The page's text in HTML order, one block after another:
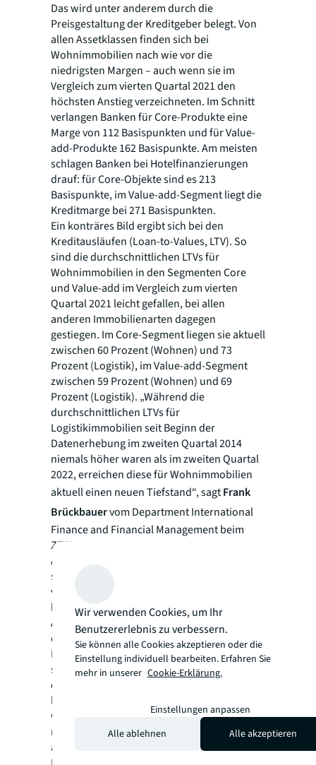
Das wird unter anderem durch die
Preisgestaltung der Kreditgeber belegt. Von
allen Assetklassen finden sich bei
Wohnimmobilien nach wie vor die
niedrigsten Margen – auch wenn sie im
Vergleich zum vierten Quartal 2021 den
höchsten Anstieg verzeichneten. Im Schnitt
verlangen Banken für Core-Produkte eine
Marge von 112 Basispunkten und für Value-
add-Produkte 162 Basispunkte. Am meisten
schlagen Banken bei Hotelfinanzierungen
drauf: für Core-Objekte sind es 213
Basispunkte, im Value-add-Segment liegt die
Kreditmarge bei 271 Basispunkten.
Ein konträres Bild ergibt sich bei den
Kreditausläufen (Loan-to-Values, LTV). So
sind die durchschnittlichen LTVs für
Wohnimmobilien in den Segmenten Core
und Value-add im Vergleich zum vierten
Quartal 2021 leicht gefallen, bei allen
anderen Immobilienarten dagegen
gestiegen. Im Core-Segment liegen sie aktuell
zwischen 60 Prozent (Wohnen) und 73
Prozent (Logistik), im Value-add-Segment
zwischen 59 Prozent (Wohnen) und 69
Prozent (Logistik). „Während die
durchschnittlichen LTVs für
Logistikimmobilien seit Beginn der
Datenerhebung im zweiten Quartal 2014
niemals höher waren als im zweiten Quartal
2022, erreichen diese für Wohnimmobilien
aktuell einen neuen Tiefstand“, sagtFrank
Brückbauervom Department International
Finance and Financial Management beim
ZEW.
Auch für die Refinanzierungsmärkte haben
sich die Einschätzungen zum Teil deutlich
verschlechtert. Einzig der Markt für Einlagen
konnte sich im zweiten Quartal 2022 beim
Ausblick leicht verbessern. Am besten fallen
die Einschätzungen für Pfandbriefe aus, die
Immobilienaktienmärkte werden am
schlechtesten beurteilt. Auffallend ist zudem,
dass sich die Banken beim Underwriting, also
bei der direkten Kreditvergabe, zurückhalten
wollen. Der Antwortensaldo steht hier bei
minus 54,4 Punkten. „Banken sind zurzeit
äußerst vorsichtig unterwegs und prüfen
Wir verwenden Cookies, um Ihr
Benutzererlebnis zu verbessern.
Sie können alle Cookies akzeptieren oder die
Einstellung individuell bearbeiten. Erfahren Sie
mehr in unserer Cookie-Erklärung.
Einstellungen anpassen
Alle ablehnen
Alle akzeptieren